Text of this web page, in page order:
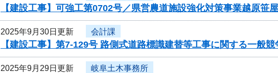
【建設工事】可強工第0702号／県営農道施設強化対策事業越原笹
2025年9月30日更新 会計課
【建設工事】第7-129号 路側式道路標識建替等工事に関する一般
2025年9月29日更新 岐阜土木事務所